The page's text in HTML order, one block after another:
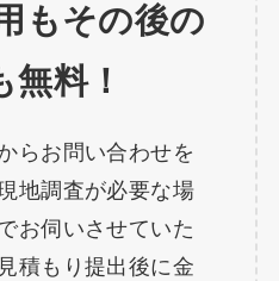
もその後の
料！
らお問い合わせを
地調査が必要な場
お伺いさせていた
積もり提出後に金